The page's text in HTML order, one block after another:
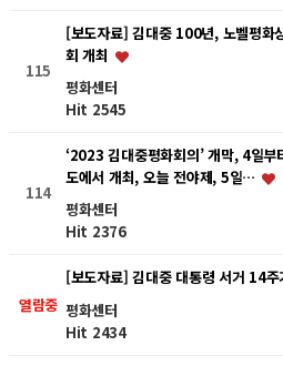
115
[보도자료] 김대중 100년, 노벨평화
회 개최
평화센터
Hit 2545
114
‘2023 김대중평화회의’ 개막, 4일
도에서 개최, 오늘 전야제, 5일…
평화센터
Hit 2376
열람중
[보도자료] 김대중 대통령 서거 14주
평화센터
Hit 2434